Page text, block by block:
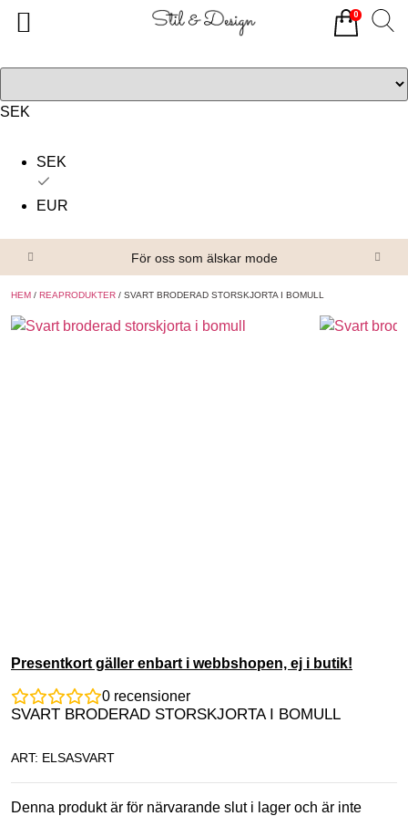
SEK
SEK
EUR
För oss som älskar mode
HEM / REAPRODUKTER / SVART BRODERAD STORSKJORTA I BOMULL
Presentkort gäller enbart i webbshopen, ej i butik!
0 recensioner
SVART BRODERAD STORSKJORTA I BOMULL
ART: ELSASVART
Denna produkt är för närvarande slut i lager och är inte
0
Alla produkter
Om oss